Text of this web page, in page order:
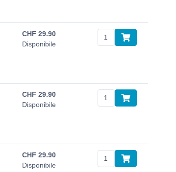
CHF 29.90
Disponibile
CHF 29.90
Disponibile
CHF 29.90
Disponibile